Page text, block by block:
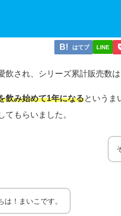
はてブ LINE
飲され、シリーズ累計販売数
飲み始めて1年になるというま
てもらいました。
は！まいこです。